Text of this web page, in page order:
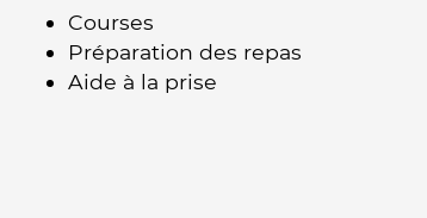
Courses
Préparation des repas
Aide à la prise